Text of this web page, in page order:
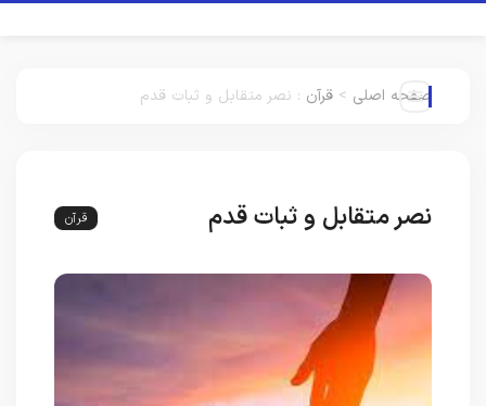
صفحه اصلی > قرآن : نصر متقابل و ثبات قدم
نصر متقابل و ثبات قدم قرآن